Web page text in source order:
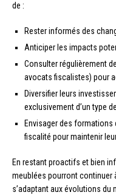
de :
Rester informés des
Anticiper les impacts
Consulter régulièrement
avocats fiscalistes) pour
Diversifier leurs
exclusivement d’un type
Envisager des
fiscalité pour maintenir
En restant proactifs et bien
meublées pourront continuer
s’adaptant aux évolutions du